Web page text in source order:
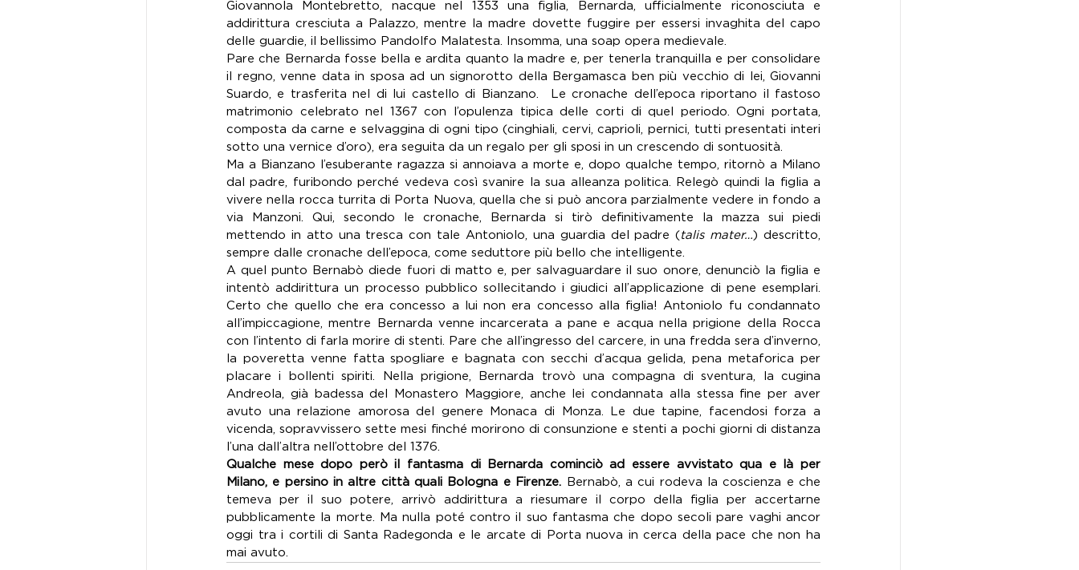
Giovannola Montebretto, nacque nel 1353 una figlia, Bernarda, ufficialmente riconosciuta e
addirittura cresciuta a Palazzo, mentre la madre dovette fuggire per essersi invaghita del capo
delle guardie, il bellissimo Pandolfo Malatesta. Insomma, una soap opera medievale.
Pare che Bernarda fosse bella e ardita quanto la madre e, per tenerla tranquilla e per consolidare
il regno, venne data in sposa ad un signorotto della Bergamasca ben più vecchio di lei, Giovanni
Suardo, e trasferita nel di lui castello di Bianzano.  Le cronache dell’epoca riportano il fastoso
matrimonio celebrato nel 1367 con l’opulenza tipica delle corti di quel periodo. Ogni portata,
composta da carne e selvaggina di ogni tipo (cinghiali, cervi, caprioli, pernici, tutti presentati interi
sotto una vernice d’oro), era seguita da un regalo per gli sposi in un crescendo di sontuosità.
Ma a Bianzano l’esuberante ragazza si annoiava a morte e, dopo qualche tempo, ritornò a Milano
dal padre, furibondo perché vedeva così svanire la sua alleanza politica. Relegò quindi la figlia a
vivere nella rocca turrita di Porta Nuova, quella che si può ancora parzialmente vedere in fondo a
via Manzoni. Qui, secondo le cronache, Bernarda si tirò definitivamente la mazza sui piedi
mettendo in atto una tresca con tale Antoniolo, una guardia del padre ( talis mater…) descritto,
sempre dalle cronache dell’epoca, come seduttore più bello che intelligente.
A quel punto Bernabò diede fuori di matto e, per salvaguardare il suo onore, denunciò la figlia e
intentò addirittura un processo pubblico sollecitando i giudici all’applicazione di pene esemplari.
Certo che quello che era concesso a lui non era concesso alla figlia! Antoniolo fu condannato
all’impiccagione, mentre Bernarda venne incarcerata a pane e acqua nella prigione della Rocca
con l’intento di farla morire di stenti. Pare che all’ingresso del carcere, in una fredda sera d’inverno,
la poveretta venne fatta spogliare e bagnata con secchi d’acqua gelida, pena metaforica per
placare i bollenti spiriti. Nella prigione, Bernarda trovò una compagna di sventura, la cugina
Andreola, già badessa del Monastero Maggiore, anche lei condannata alla stessa fine per aver
avuto una relazione amorosa del genere Monaca di Monza. Le due tapine, facendosi forza a
vicenda, sopravvissero sette mesi finché morirono di consunzione e stenti a pochi giorni di distanza
l’una dall’altra nell’ottobre del 1376.
Qualche mese dopo però il fantasma di Bernarda cominciò ad essere avvistato qua e là per
Milano, e persino in altre città quali Bologna e Firenze. Bernabò, a cui rodeva la coscienza e che
temeva per il suo potere, arrivò addirittura a riesumare il corpo della figlia per accertarne
pubblicamente la morte. Ma nulla poté contro il suo fantasma che dopo secoli pare vaghi ancor
oggi tra i cortili di Santa Radegonda e le arcate di Porta nuova in cerca della pace che non ha
mai avuto.